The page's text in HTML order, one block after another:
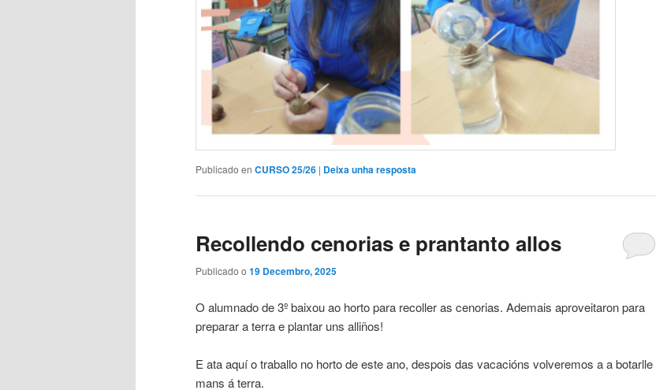
Publicado en CURSO 25/26 | Deixa unha resposta
Recollendo cenorias e prantanto allos
Publicado o 19 Decembro, 2025
O alumnado de 3º baixou ao horto para recoller as cenorias. Ademais aproveitaron para
preparar a terra e plantar uns alliños!
E ata aquí o traballo no horto de este ano, despois das vacacións volveremos a a botarlle
mans á terra.